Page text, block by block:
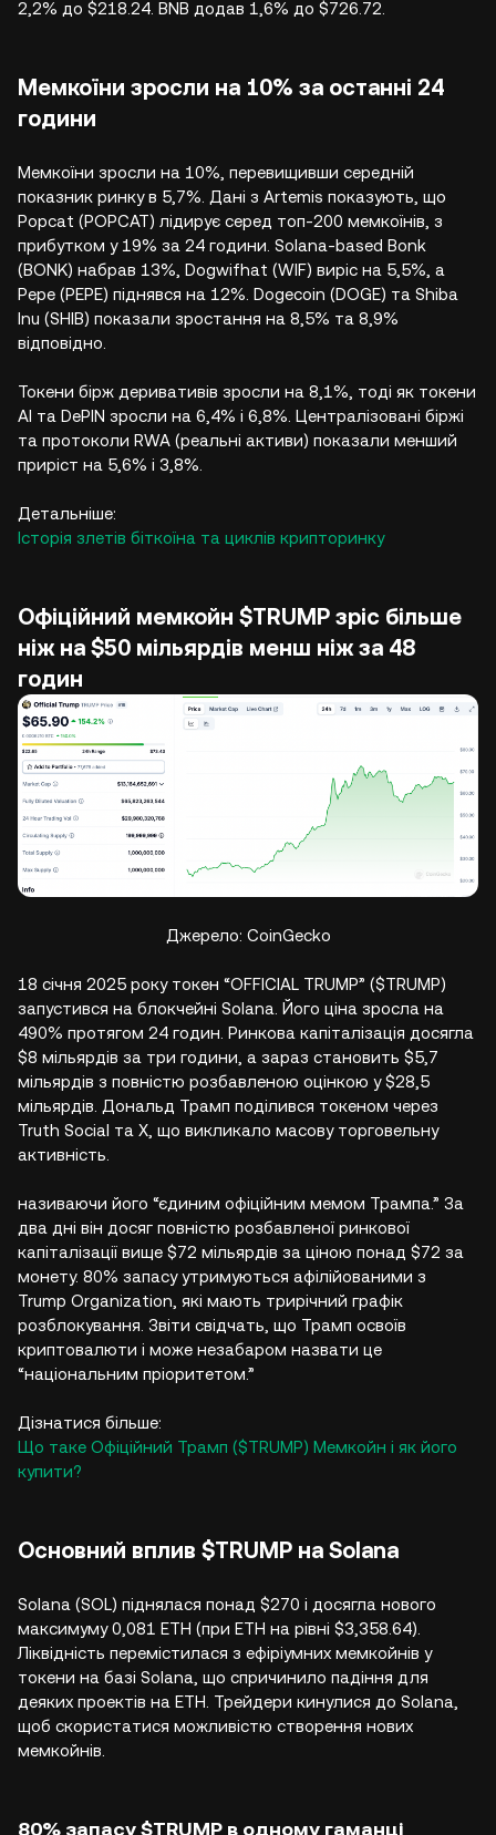
2,2% до $218.24. BNB додав 1,6% до $726.72.
Мемкоїни зросли на 10% за останні 24
години
Мемкоїни зросли на 10%, перевищивши середній
показник ринку в 5,7%. Дані з Artemis показують, що
Popcat (POPCAT) лідирує серед топ-200 мемкоїнів, з
прибутком у 19% за 24 години. Solana-based Bonk
(BONK) набрав 13%, Dogwifhat (WIF) виріс на 5,5%, а
Pepe (PEPE) піднявся на 12%. Dogecoin (DOGE) та Shiba
Inu (SHIB) показали зростання на 8,5% та 8,9%
відповідно.
Токени бірж деривативів зросли на 8,1%, тоді як токени
AI та DePIN зросли на 6,4% і 6,8%. Централізовані біржі
та протоколи RWA (реальні активи) показали менший
приріст на 5,6% і 3,8%.
Детальніше:
Історія злетів біткоїна та циклів крипторинку
Офіційний мемкойн $TRUMP зріс більше
ніж на $50 мільярдів менш ніж за 48
годин
Джерело: CoinGecko
18 січня 2025 року токен “OFFICIAL TRUMP” ($TRUMP)
запустився на блокчейні Solana. Його ціна зросла на
490% протягом 24 годин. Ринкова капіталізація досягла
$8 мільярдів за три години, а зараз становить $5,7
мільярдів з повністю розбавленою оцінкою у $28,5
мільярдів. Дональд Трамп поділився токеном через
Truth Social та X, що викликало масову торговельну
активність.
називаючи його “єдиним офіційним мемом Трампа.” За
два дні він досяг повністю розбавленої ринкової
капіталізації вище $72 мільярдів за ціною понад $72 за
монету. 80% запасу утримуються афілійованими з
Trump Organization, які мають трирічний графік
розблокування. Звіти свідчать, що Трамп освоїв
криптовалюти і може незабаром назвати це
“національним пріоритетом.”
Дізнатися більше:
Що таке Офіційний Трамп ($TRUMP) Мемкойн і як його
купити?
Основний вплив $TRUMP на Solana
Solana (SOL) піднялася понад $270 і досягла нового
максимуму 0,081 ETH (при ETH на рівні $3,358.64).
Ліквідність перемістилася з ефіріумних мемкойнів у
токени на базі Solana, що спричинило падіння для
деяких проектів на ETH. Трейдери кинулися до Solana,
щоб скористатися можливістю створення нових
мемкойнів.
80% запасу $TRUMP в одному гаманці